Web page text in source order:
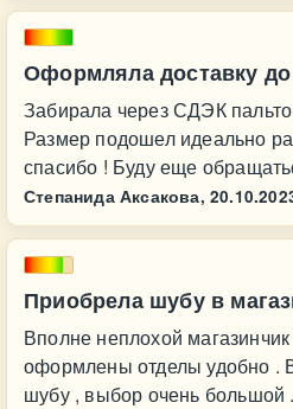
Оформляла доставку до
Забирала через СДЭК пальто
Размер подошел идеально
спасибо ! Буду еще
Степанида Аксакова,
Приобрела шубу в
Вполне неплохой
оформлены отделы удобно .
шубу , выбор очень большой .